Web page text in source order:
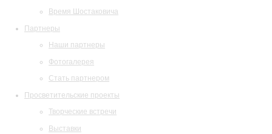
Время Шостаковича
Партнеры
Наши партнеры
Фотогалерея
Стать партнером
Просветительские проекты
Творческие встречи
Выставки